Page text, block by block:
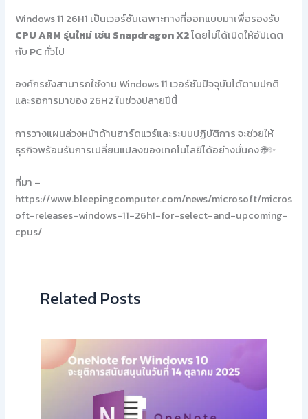
Windows 11 26H1 เป็นเวอร์ชันเฉพาะทางที่ออกแบบมาเพื่อรองรับ
CPU ARM รุ่นใหม่ เช่น Snapdragon X2โดยไม่ได้เปิดให้อัปเดต
กับ PC ทั่วไป
องค์กรยังสามารถใช้งาน Windows 11 เวอร์ชันปัจจุบันได้ตามปกติ
และรอการมาของ 26H2 ในช่วงปลายปีนี้
การวางแผนล่วงหน้าด้านฮาร์ดแวร์และระบบปฏิบัติการ จะช่วยให้
ธุรกิจพร้อมรับการเปลี่ยนแปลงของเทคโนโลยีได้อย่างมั่นคง 🌐✨
ที่มา –
https://www.bleepingcomputer.com/news/microsoft/micros
oft-releases-windows-11-26h1-for-select-and-upcoming-
cpus/
Related Posts